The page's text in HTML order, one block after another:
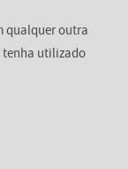
qualquer outra
tenha utilizado